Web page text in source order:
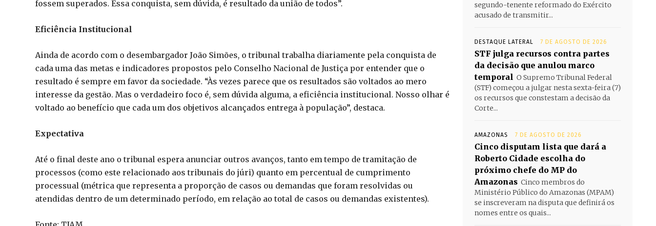
fossem superados. Essa conquista, sem dúvida, é resultado da união de todos”.
Eficiência Institucional
Ainda de acordo com o desembargador João Simões, o tribunal trabalha diariamente pela conquista de
cada uma das metas e indicadores propostos pelo Conselho Nacional de Justiça por entender que o
resultado é sempre em favor da sociedade. “Às vezes parece que os resultados são voltados ao mero
interesse da gestão. Mas o verdadeiro foco é, sem dúvida alguma, a eficiência institucional. Nosso olhar é
voltado ao benefício que cada um dos objetivos alcançados entrega à população”, destaca.
Expectativa
Até o final deste ano o tribunal espera anunciar outros avanços, tanto em tempo de tramitação de
processos (como este relacionado aos tribunais do júri) quanto em percentual de cumprimento
processual (métrica que representa a proporção de casos ou demandas que foram resolvidas ou
atendidas dentro de um determinado período, em relação ao total de casos ou demandas existentes).
segundo-tenente reformado do Exército
acusado de transmitir...
DESTAQUE LATERAL 7 DE AGOSTO DE 2026
STF julga recursos contra partes
da decisão que anulou marco
temporal O Supremo Tribunal Federal
(STF) começou a julgar nesta sexta-feira (7)
os recursos que constestam a decisão da
Corte...
AMAZONAS 7 DE AGOSTO DE 2026
Cinco disputam lista que dará a
Roberto Cidade escolha do
próximo chefe do MP do
Amazonas Cinco membros do
Ministério Público do Amazonas (MPAM)
se inscreveram na disputa que definirá os
nomes entre os quais...